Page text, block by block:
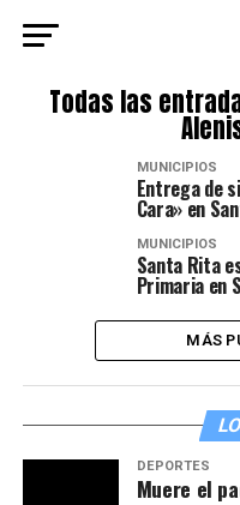
Todas las
MUNICIPIOS
Entrega de
Cara» en
MUNICIPIOS
Santa Rita
Primaria en
MÁS
DEPORTES
Muere el